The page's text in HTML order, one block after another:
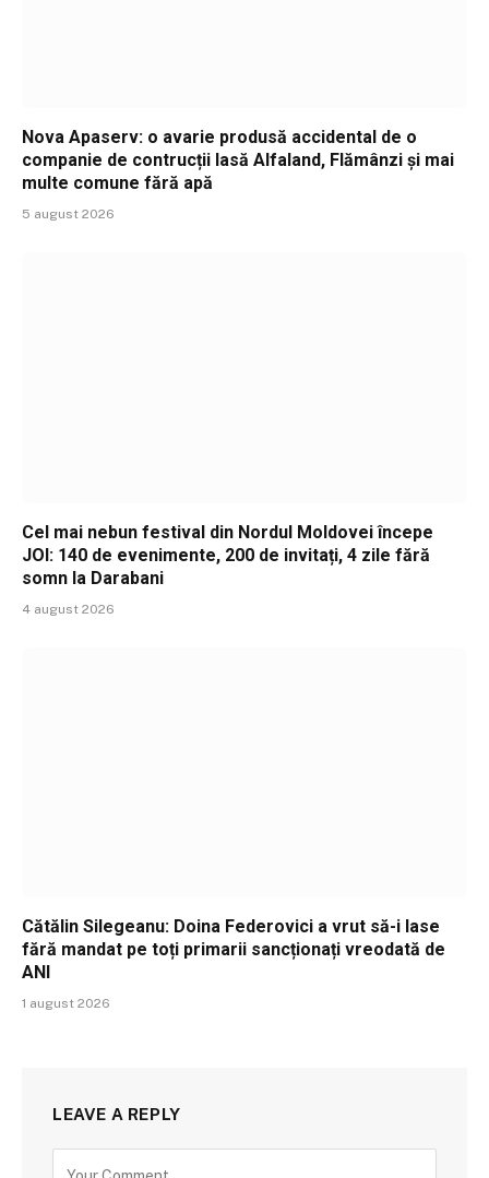
Nova Apaserv: o avarie produsă accidental de o
companie de contrucții lasă Alfaland, Flămânzi și mai
multe comune fără apă
5 august 2026
Cel mai nebun festival din Nordul Moldovei începe
JOI: 140 de evenimente, 200 de invitați, 4 zile fără
somn la Darabani
4 august 2026
Cătălin Silegeanu: Doina Federovici a vrut să-i lase
fără mandat pe toți primarii sancționați vreodată de
ANI
1 august 2026
LEAVE A REPLY